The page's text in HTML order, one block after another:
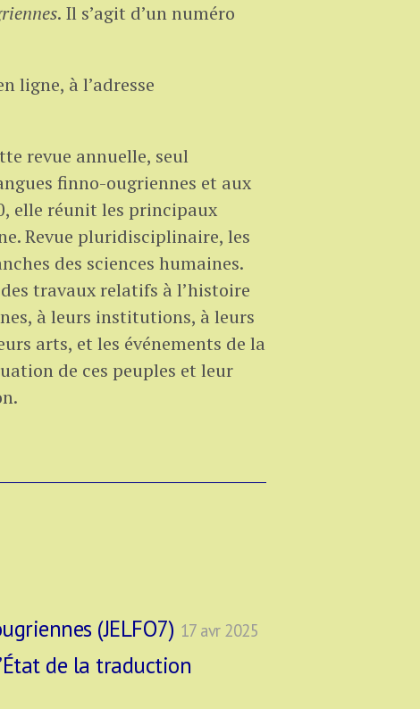
. Il s’agit d’un numéro
ligne, à l’adresse
revue annuelle, seul
finno-ougriennes et aux
elle réunit les principaux
Revue pluridisciplinaire, les
des sciences humaines.
travaux relatifs à l’histoire
à leurs institutions, à leurs
arts, et les événements de la
de ces peuples et leur
(JELFO7) 17 avr 2025
de la traduction